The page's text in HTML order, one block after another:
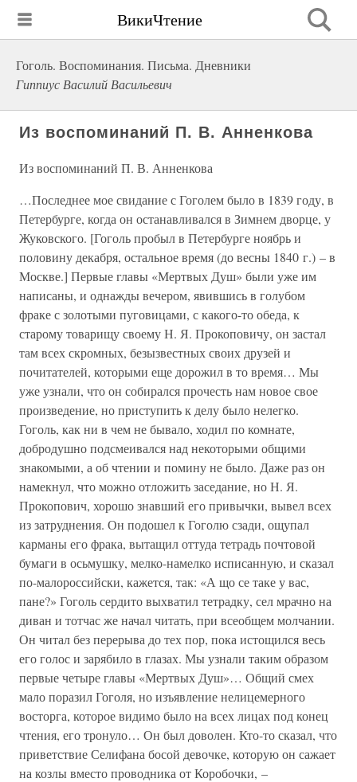
ВикиЧтение
Гоголь. Воспоминания. Письма. Дневники
Гиппиус Василий Васильевич
Из воспоминаний П. В. Анненкова
Из воспоминаний П. В. Анненкова
…Последнее мое свидание с Гоголем было в 1839 году, в
Петербурге, когда он останавливался в Зимнем дворце, у
Жуковского. [Гоголь пробыл в Петербурге ноябрь и
половину декабря, остальное время (до весны 1840 г.) – в
Москве.] Первые главы «Мертвых Душ» были уже им
написаны, и однажды вечером, явившись в голубом
фраке с золотыми пуговицами, с какого-то обеда, к
старому товарищу своему Н. Я. Прокоповичу, он застал
там всех скромных, безызвестных своих друзей и
почитателей, которыми еще дорожил в то время… Мы
уже узнали, что он собирался прочесть нам новое свое
произведение, но приступить к делу было нелегко.
Гоголь, как ни в чем не бывало, ходил по комнате,
добродушно подсмеивался над некоторыми общими
знакомыми, а об чтении и помину не было. Даже раз он
намекнул, что можно отложить заседание, но Н. Я.
Прокопович, хорошо знавший его привычки, вывел всех
из затруднения. Он подошел к Гоголю сзади, ощупал
карманы его фрака, вытащил оттуда тетрадь почтовой
бумаги в осьмушку, мелко-намелко исписанную, и сказал
по-малороссийски, кажется, так: «А що се таке у вас,
пане?» Гоголь сердито выхватил тетрадку, сел мрачно на
диван и тотчас же начал читать, при всеобщем молчании.
Он читал без перерыва до тех пор, пока истощился весь
его голос и зарябило в глазах. Мы узнали таким образом
первые четыре главы «Мертвых Душ»… Общий смех
мало поразил Гоголя, но изъявление нелицемерного
восторга, которое видимо было на всех лицах под конец
чтения, его тронуло… Он был доволен. Кто-то сказал, что
приветствие Селифана босой девочке, которую он сажает
на козлы вместо проводника от Коробочки, –